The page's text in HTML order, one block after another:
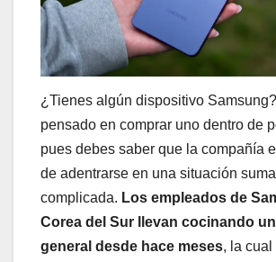
¿Tienes algún dispositivo
pensado en comprar uno dentro de
pues debes saber que la compañía
de adentrarse en una situación
complicada. Los empleados de
Corea del Sur llevan cocinando
general desde hace meses, la cual